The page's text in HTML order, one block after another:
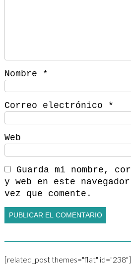
Nombre *
Correo electrónico *
Web
Guarda mi nombre,
y web en este
vez que comente.
[related_post themes="flat" id="238"]